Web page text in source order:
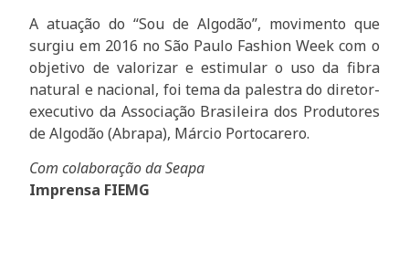
A atuação do “Sou de Algodão”, movimento que
surgiu em 2016 no São Paulo Fashion Week com o
objetivo de valorizar e estimular o uso da fibra
natural e nacional, foi tema da palestra do diretor-
executivo da Associação Brasileira dos Produtores
de Algodão (Abrapa), Márcio Portocarero.
Com colaboração da Seapa
Imprensa FIEMG